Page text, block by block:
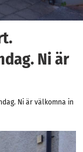
Ni är
Ni är välkomna in